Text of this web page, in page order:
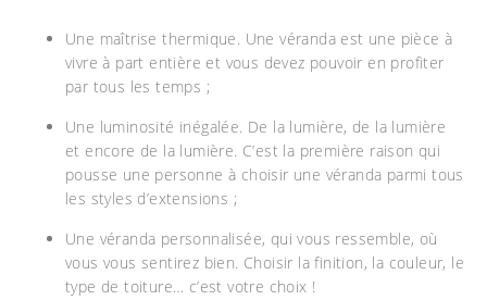
Une maîtrise thermique. Une véranda est une pièce à
vivre à part entière et vous devez pouvoir en profiter
par tous les temps ;
Une luminosité inégalée. De la lumière, de la lumière
et encore de la lumière. C’est la première raison qui
pousse une personne à choisir une véranda parmi tous
les styles d’extensions ;
Une véranda personnalisée, qui vous ressemble, où
vous vous sentirez bien. Choisir la finition, la couleur, le
type de toiture… c’est votre choix !